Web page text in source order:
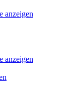
anzeigen
anzeigen